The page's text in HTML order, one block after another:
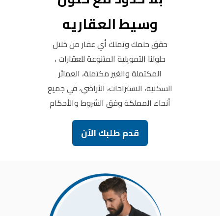
وسيط العقاريه
حقق حلمك وتملك أي عقار من خلال
حلولنا التمويلية المتنوعة للعقارات ،
المكتملة والغير مكتملة، العمائر
السكنية، الاستراحات، الأراضي، في جميع
أنحاء المملكة وفق الشروط والأحكام
قدم طلبك الآن